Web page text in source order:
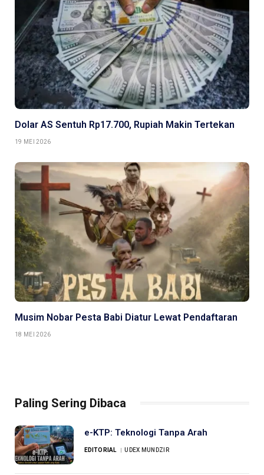
Dolar AS Sentuh Rp17.700, Rupiah Makin Tertekan
19 MEI 2026
Musim Nobar Pesta Babi Diatur Lewat Pendaftaran
18 MEI 2026
Paling Sering Dibaca
e-KTP: Teknologi Tanpa Arah
EDITORIAL UDEX MUNDZIR